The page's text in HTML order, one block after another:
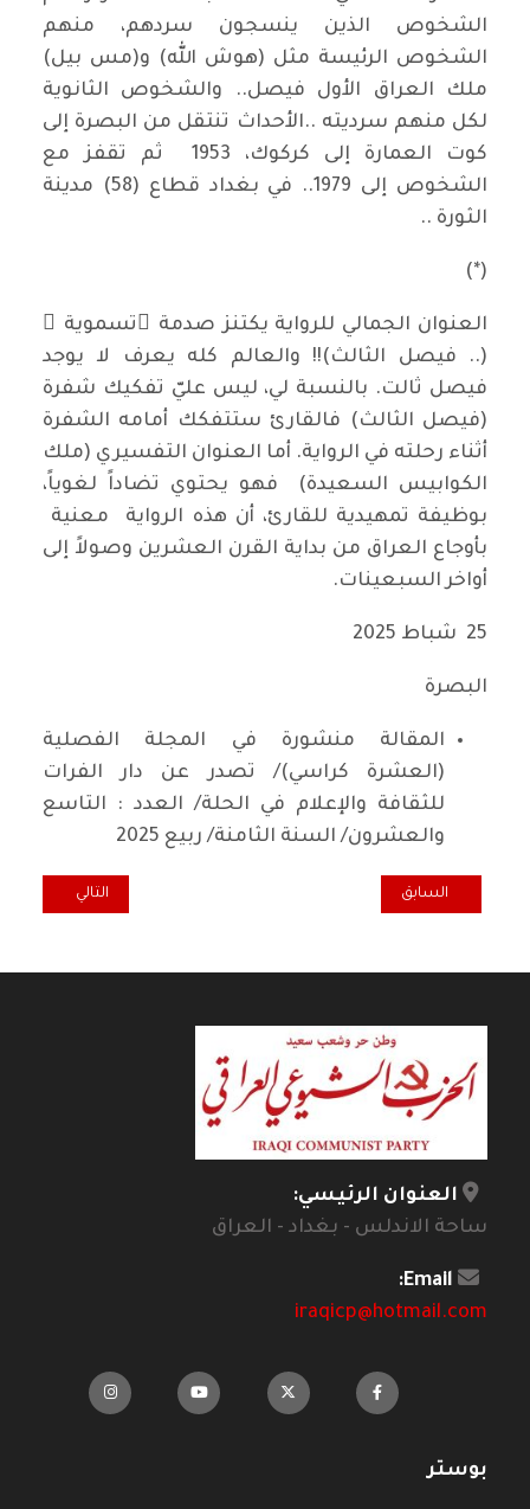
الشخوص الذين ينسجون سردهم، منهم
الشخوص الرئيسة مثل (هوش الله) و(مس بيل)
ملك العراق الأول فيصل.. والشخوص الثانوية
لكل منهم سرديته ..الأحداث تنتقل من البصرة إلى
كوت العمارة إلى كركوك، 1953 ثم تقفز مع
الشخوص إلى 1979.. في بغداد قطاع (58) مدينة
الثورة ..
(*)
العنوان الجمالي للرواية يكتنز صدمة ًتسموية ً
(.. فيصل الثالث)!! والعالم كله يعرف لا يوجد
فيصل ثالت. بالنسبة لي، ليس عليّ تفكيك شفرة
(فيصل الثالث) فالقارئ ستتفكك أمامه الشفرة
أثناء رحلته في الرواية. أما العنوان التفسيري (ملك
الكوابيس السعيدة) فهو يحتوي تضاداً لغوياً،
بوظيفة تمهيدية للقارئ، أن هذه الرواية معنية
بأوجاع العراق من بداية القرن العشرين وصولاً إلى
أواخر السبعينات.
25 شباط 2025
البصرة
المقالة منشورة في المجلة الفصلية
(العشرة كراسي)/ تصدر عن دار الفرات
للثقافة والإعلام في الحلة/ العدد : التاسع
والعشرون/ السنة الثامنة/ ربيع 2025
المقال السابق: بيدر البصري تغني لميلاد الحزب الشيوعي العراقي
السابق المقال التالي:
التالي
العنوان الرئيسي:
ساحة الاندلس - بغداد - العراق
Email:
iraqicp@hotmail.com
بوستر